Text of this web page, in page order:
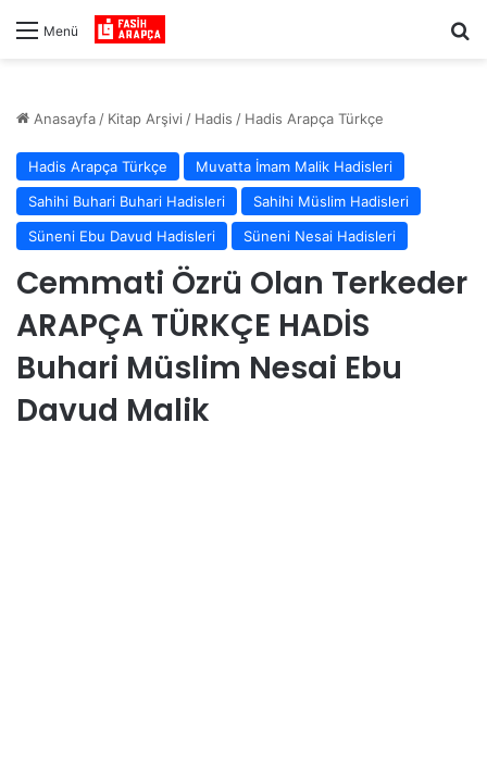
Menü
Anasayfa / Kitap Arşivi / Hadis / Hadis Arapça Türkçe
Hadis Arapça Türkçe
Muvatta İmam Malik Hadisleri
Sahihi Buhari Buhari Hadisleri
Sahihi Müslim Hadisleri
Süneni Ebu Davud Hadisleri
Süneni Nesai Hadisleri
Cemmati Özrü Olan Terkeder
ARAPÇA TÜRKÇE HADİS
Buhari Müslim Nesai Ebu
Davud Malik